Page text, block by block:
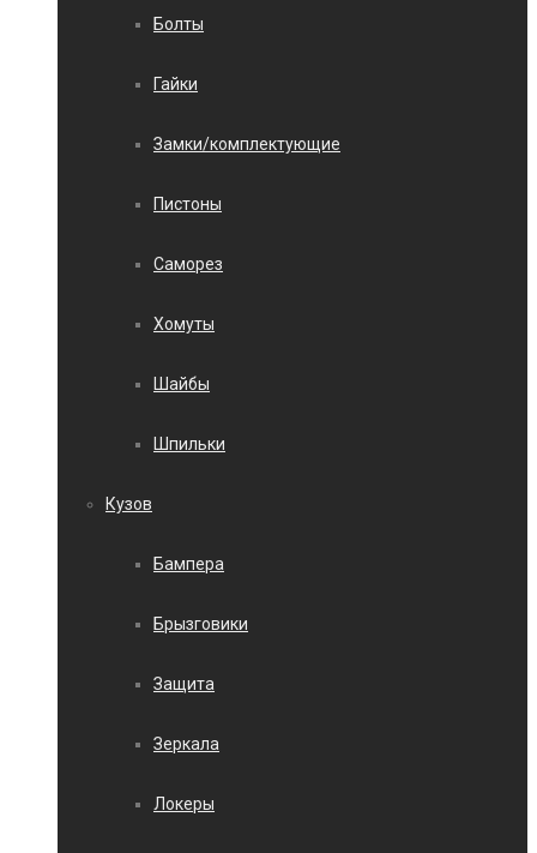
Болты
Гайки
Замки/комплектующие
Пистоны
Саморез
Хомуты
Шайбы
Шпильки
Кузов
Бампера
Брызговики
Защита
Зеркала
Локеры